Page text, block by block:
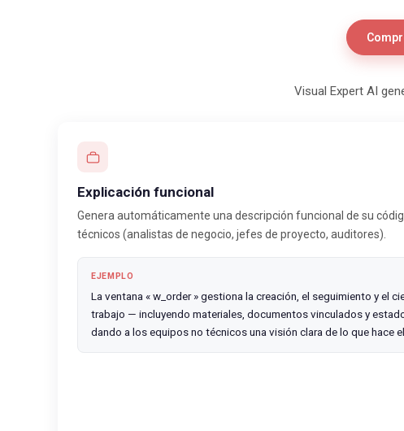
Visual Expert AI
Explicación funcional
Genera automáticamente una descripción funcional de su
técnicos (analistas de negocio, jefes de proyecto, auditores).
EJEMPLO
La ventana « w_order » gestiona la creación, el seguimiento y el
trabajo — incluyendo materiales, documentos vinculados y
dando a los equipos no técnicos una visión clara de lo que hace